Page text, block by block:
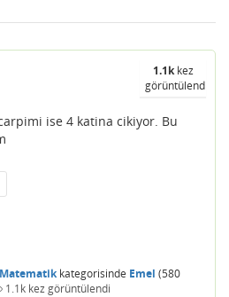
1.1kkez
görüntülendi
ise 4 katina cikiyor. Bu
kategorisinde Emel (580
1.1k kez görüntülendi